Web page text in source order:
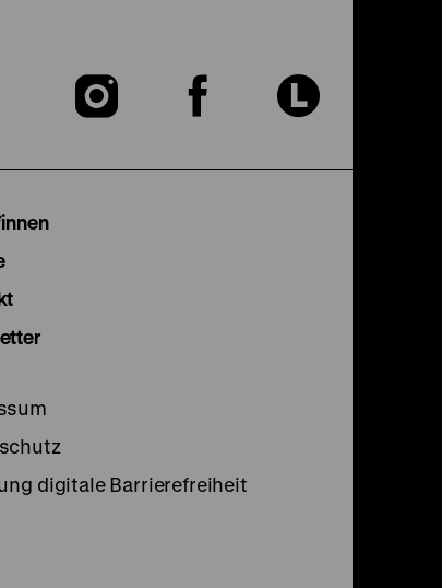
Zu
Zu
Zu
digitale Barrierefreiheit